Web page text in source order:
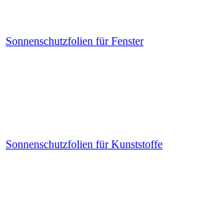
Sonnenschutzfolien für Fenster
Sonnenschutzfolien für Kunststoffe